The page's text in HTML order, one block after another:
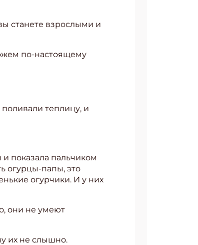
станете взрослыми и
по-настоящему
теплицу, и
и показала пальчиком
огурцы-папы, это
огурчики. И у них
они не умеют
их не слышно.